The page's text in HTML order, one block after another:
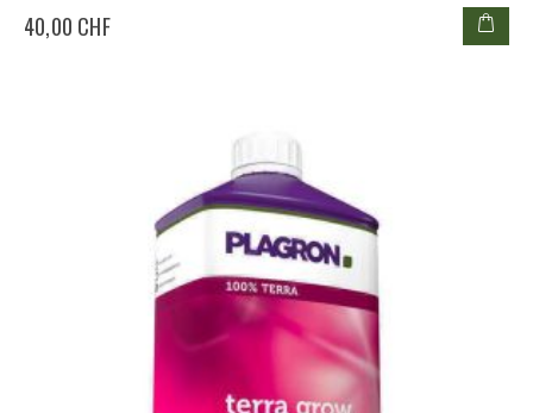
40,00 CHF